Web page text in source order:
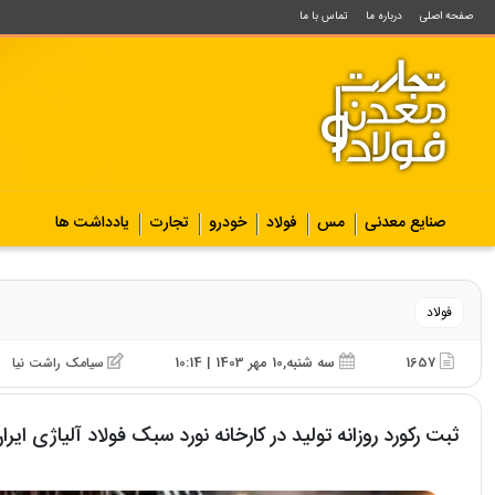
صفحه اصلی درباره ما تماس با ما
صنایع معدنی مس فولاد خودرو تجارت یادداشت ها
فولاد
1657 سه شنبه,10 مهر 1403 | 10:14 سیامک راشت نیا
ثبت رکورد روزانه تولید در کارخانه نورد سبک فولاد آلیاژی